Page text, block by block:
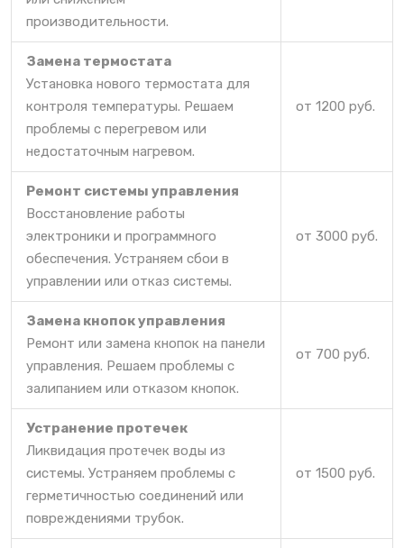
производительности.
Замена термостата
Установка нового термостата для
контроля температуры. Решаем
проблемы с перегревом или
недостаточным нагревом.
от 1200 руб.
Ремонт системы управления
Восстановление работы
электроники и программного
обеспечения. Устраняем сбои в
управлении или отказ системы.
от 3000 руб.
Замена кнопок управления
Ремонт или замена кнопок на панели
управления. Решаем проблемы с
залипанием или отказом кнопок.
от 700 руб.
Устранение протечек
Ликвидация протечек воды из
системы. Устраняем проблемы с
герметичностью соединений или
повреждениями трубок.
от 1500 руб.